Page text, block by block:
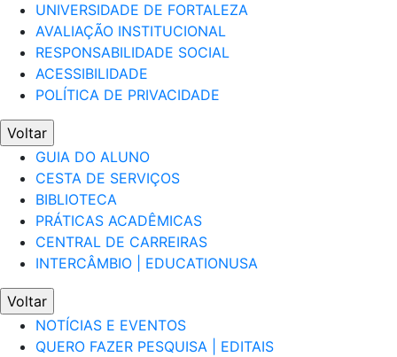
UNIVERSIDADE DE FORTALEZA
AVALIAÇÃO INSTITUCIONAL
RESPONSABILIDADE SOCIAL
ACESSIBILIDADE
POLÍTICA DE PRIVACIDADE
Voltar
GUIA DO ALUNO
CESTA DE SERVIÇOS
BIBLIOTECA
PRÁTICAS ACADÊMICAS
CENTRAL DE CARREIRAS
INTERCÂMBIO | EDUCATIONUSA
Voltar
NOTÍCIAS E EVENTOS
QUERO FAZER PESQUISA | EDITAIS